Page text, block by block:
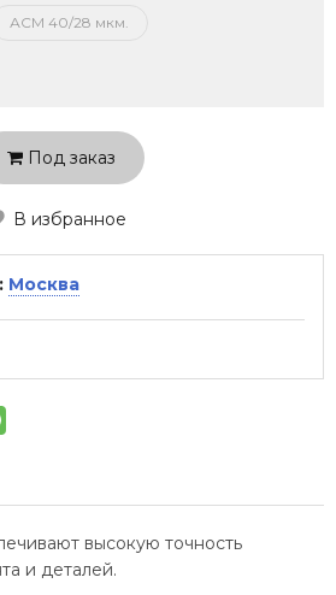
АСМ 40/28 мкм.
Под заказ
В избранное
Москва
высокую точность
и деталей.